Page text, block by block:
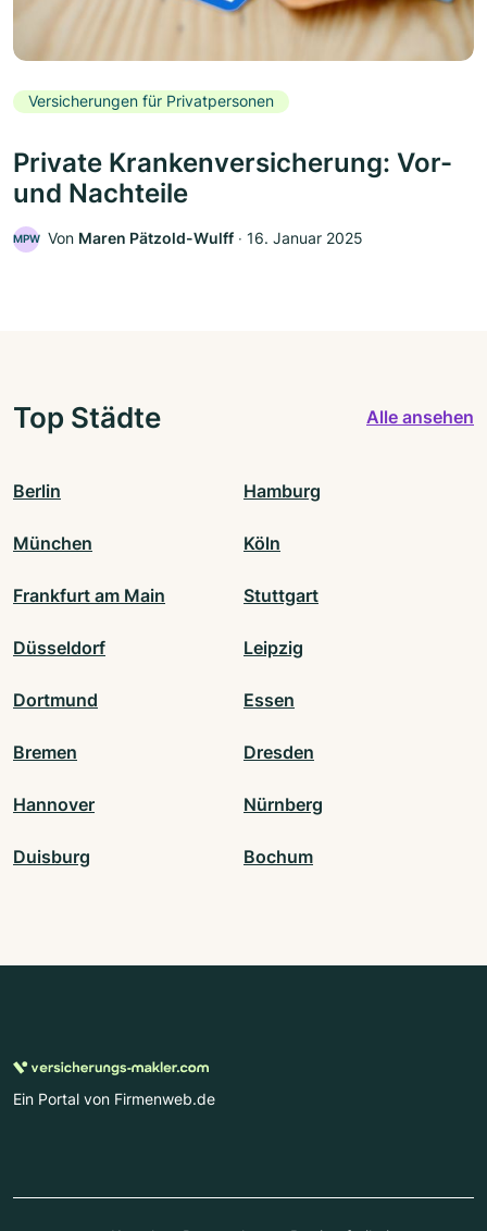
Versicherungen für Privatpersonen
Private Krankenversicherung: Vor-
und Nachteile
MPW Von Maren Pätzold-Wulff ‧ 16. Januar 2025
Top Städte Alle ansehen
Berlin Hamburg
München Köln
Frankfurt am Main Stuttgart
Düsseldorf Leipzig
Dortmund Essen
Bremen Dresden
Hannover Nürnberg
Duisburg Bochum
Ein Portal von Firmenweb.de